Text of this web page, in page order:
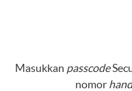
Masukkan passcode
nomor